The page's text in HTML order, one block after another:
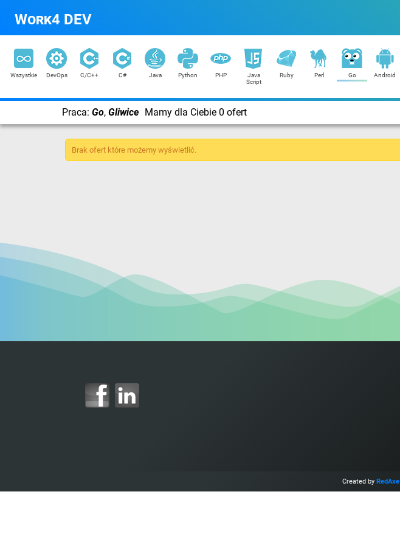
Work4 DEV
Wszystkie DevOps C/C++ C# Java Python PHP
Java
Script
Ruby Perl Go Android
Praca: Go, Gliwice Mamy dla Ciebie 0 ofert
Brak ofert które możemy wyświetlić.
Created by RedAxe